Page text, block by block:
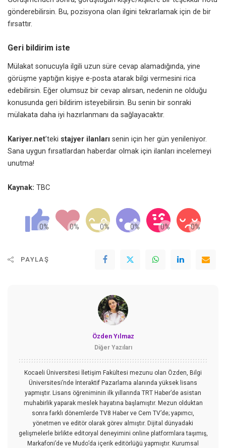
gönderebilirsin. Bu, pozisyona olan ilgini tekrarlamak için de bir
fırsattır.
Geri bildirim iste
Mülakat sonucuyla ilgili uzun süre cevap alamadığında, yine
görüşme yaptığın kişiye e-posta atarak bilgi vermesini rica
edebilirsin. Eğer olumsuz bir cevap alırsan, nedenin ne olduğu
konusunda geri bildirim isteyebilirsin. Bu senin bir sonraki
mülakata daha iyi hazırlanmanı da sağlayacaktır.
Kariyer.net’teki stajyer ilanları senin için her gün yenileniyor.
Sana uygun fırsatlardan haberdar olmak için ilanları incelemeyi
unutma!
Kaynak: TBC
PAYLAŞ
Özden Yılmaz
Diğer Yazıları
Kocaeli Üniversitesi İletişim Fakültesi mezunu olan Özden, Bilgi
Üniversitesi’nde İnteraktif Pazarlama alanında yüksek lisans
yapmıştır. Lisans öğreniminin ilk yıllarında TRT Haber’de asistan
muhabirlik yaparak meslek hayatına başlamıştır. Mezun olduktan
sonra farklı dönemlerde TV8 Haber ve Cem TV’de; yapımcı,
yönetmen ve editör olarak görev almıştır. Dijital dünyadaki
gelişmelerle birlikte editoryal deneyimini online platformlara taşımış,
Markafoni’de ve Mudo’da içerik editörlüğü yapmıştır. Kurumsal